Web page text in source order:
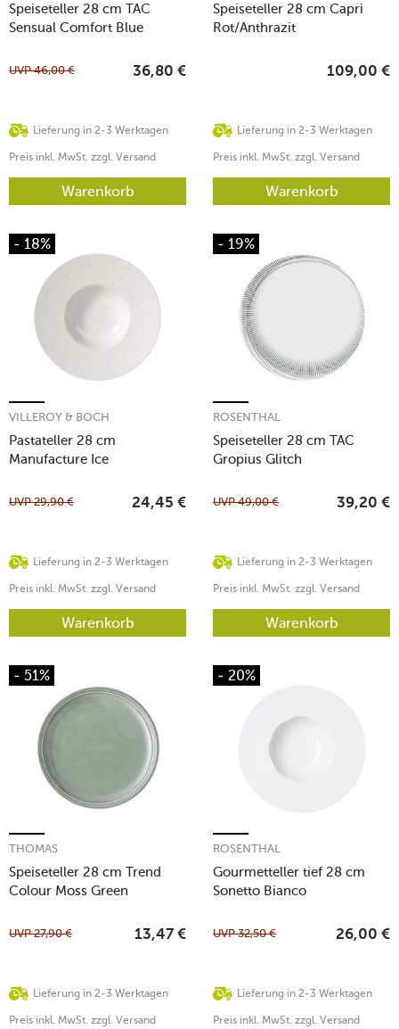
Speiseteller 28 cm TAC
Sensual Comfort Blue
Lieferung in 2-3 Werktagen
UVP46,00 € 36,80 €
Preis inkl. MwSt. zzgl. Versand
Warenkorb
Speiseteller 28 cm Capri
Rot/Anthrazit
Lieferung in 2-3 Werktagen
109,00 €
Preis inkl. MwSt. zzgl. Versand
Warenkorb
- 18%
Pastateller 28 cm
Manufacture Ice
VILLEROY & BOCH
Lieferung in 2-3 Werktagen
UVP29,90 € 24,45 €
Preis inkl. MwSt. zzgl. Versand
Warenkorb
- 19%
Speiseteller 28 cm TAC
Gropius Glitch
ROSENTHAL
Lieferung in 2-3 Werktagen
UVP49,00 € 39,20 €
Preis inkl. MwSt. zzgl. Versand
Warenkorb
- 51%
Speiseteller 28 cm Trend
Colour Moss Green
THOMAS
Lieferung in 2-3 Werktagen
UVP27,90 € 13,47 €
Preis inkl. MwSt. zzgl. Versand
- 20%
Gourmetteller tief 28 cm
Sonetto Bianco
ROSENTHAL
Lieferung in 2-3 Werktagen
UVP32,50 € 26,00 €
Preis inkl. MwSt. zzgl. Versand